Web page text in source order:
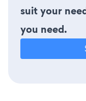
suit your
you need.